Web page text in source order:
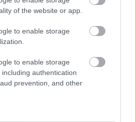
of the website or app.
to enable storage
to enable storage
authentication
prevention, and other
és elfogadom az